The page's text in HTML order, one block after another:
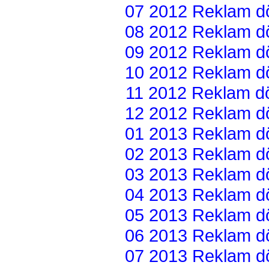
07 2012 Reklam
08 2012 Reklam
09 2012 Reklam
10 2012 Reklam
11 2012 Reklam
12 2012 Reklam
01 2013 Reklam
02 2013 Reklam
03 2013 Reklam
04 2013 Reklam
05 2013 Reklam
06 2013 Reklam
07 2013 Reklam